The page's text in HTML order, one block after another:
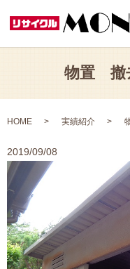
物置 撤
HOME 実績紹介
2019/09/08